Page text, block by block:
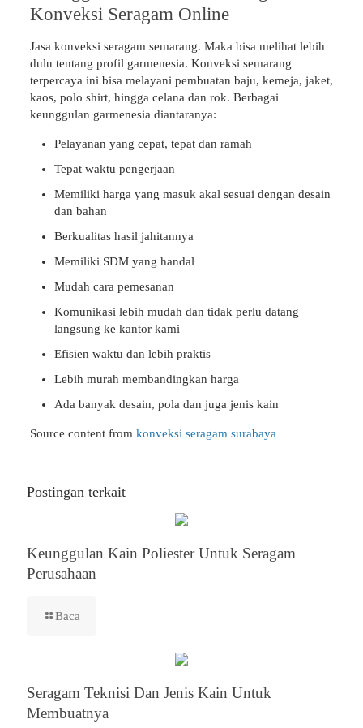
Konveksi Seragam Online
Jasa konveksi seragam semarang. Maka bisa melihat lebih
dulu tentang profil garmenesia. Konveksi semarang
terpercaya ini bisa melayani pembuatan baju, kemeja, jaket,
kaos, polo shirt, hingga celana dan rok. Berbagai
keunggulan garmenesia diantaranya:
Pelayanan yang cepat, tepat dan ramah
Tepat waktu pengerjaan
Memiliki harga yang masuk akal sesuai dengan desain
dan bahan
Berkualitas hasil jahitannya
Memiliki SDM yang handal
Mudah cara pemesanan
Komunikasi lebih mudah dan tidak perlu datang
langsung ke kantor kami
Efisien waktu dan lebih praktis
Lebih murah membandingkan harga
Ada banyak desain, pola dan juga jenis kain
Source content from konveksi seragam surabaya
Postingan terkait
Keunggulan Kain Poliester Untuk Seragam
Perusahaan
Baca
Seragam Teknisi Dan Jenis Kain Untuk
Membuatnya